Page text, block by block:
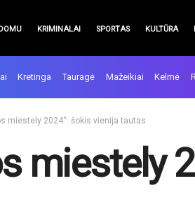
KRIMINALAI SPORTAS KULTŪRA
Kretinga Tauragė Mažeikiai Kelmė
miestely 2024“: šokis vienija tautas
miestely